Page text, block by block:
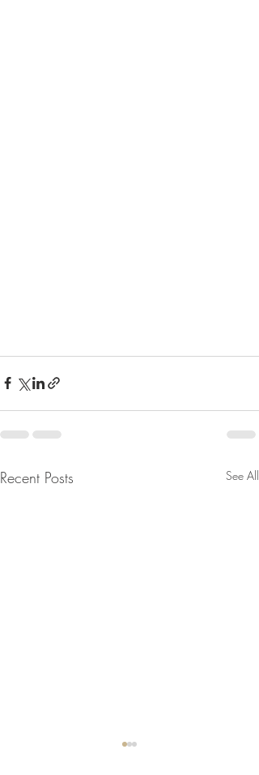
Recent Posts See All